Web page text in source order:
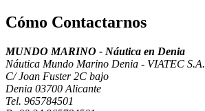
Cómo Contactarnos
MUNDO MARINO - Náutica en Denia
Náutica Mundo Marino Denia - VIATEC S.A.
C/ Joan Fuster 2C bajo
Denia 03700 Alicante
Tel. 965784501